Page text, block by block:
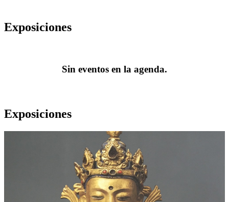
Exposiciones
Sin eventos en la agenda.
Exposiciones